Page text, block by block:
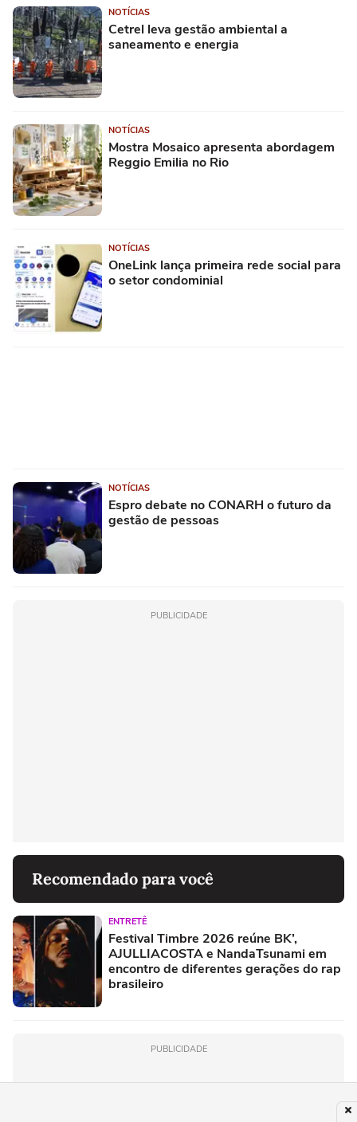
NOTÍCIAS
Cetrel leva gestão ambiental a
saneamento e energia
NOTÍCIAS
Mostra Mosaico apresenta abordagem
Reggio Emilia no Rio
NOTÍCIAS
OneLink lança primeira rede social para
o setor condominial
NOTÍCIAS
Espro debate no CONARH o futuro da
gestão de pessoas
PUBLICIDADE
Recomendado para você
ENTRETÊ
Festival Timbre 2026 reúne BK’,
AJULLIACOSTA e NandaTsunami em
encontro de diferentes gerações do rap
brasileiro
PUBLICIDADE